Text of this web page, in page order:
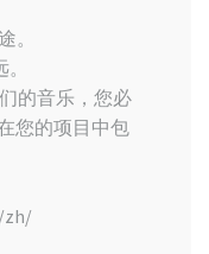
。
的音乐，您必
您的项目中包
zh/